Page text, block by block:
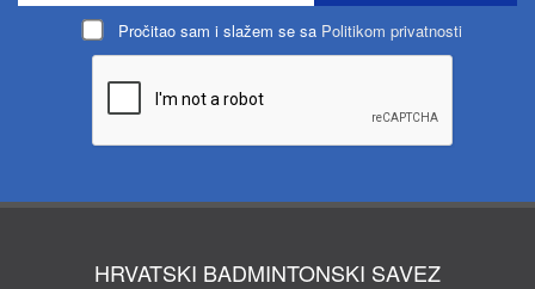
Pročitao sam i slažem se sa Politikom privatnosti
HRVATSKI BADMINTONSKI SAVEZ